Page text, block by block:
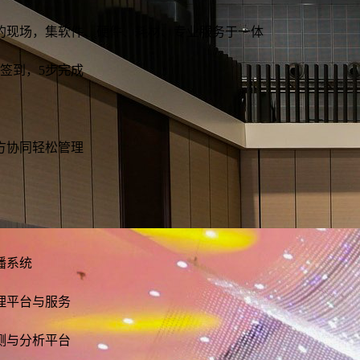
现场，集软件、硬件、耗材、专业服务于一体
到，5步完成
协同轻松管理
系统
平台与服务
与分析平台